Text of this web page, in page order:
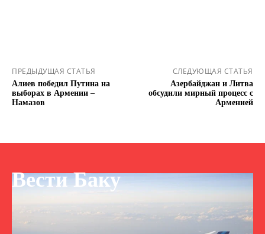
ПРЕДЫДУЩАЯ СТАТЬЯ
Алиев победил Путина на
выборах в Армении –
Намазов
СЛЕДУЮЩАЯ СТАТЬЯ
Азербайджан и Литва
обсудили мирный процесс с
Арменией
Вести Баку